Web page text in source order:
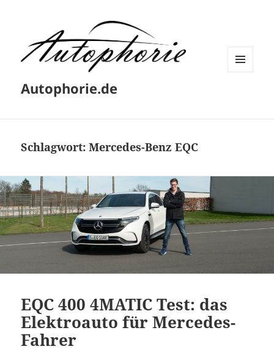
Autophorie.de
Schlagwort:Mercedes-Benz EQC
EQC 400 4MATIC Test: das
Elektroauto für Mercedes-
Fahrer